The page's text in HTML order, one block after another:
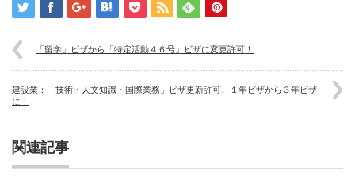
「留学」ビザから「特定活動４６号」ビザに変更許可！
建設業：「技術・人文知識・国際業務」ビザ更新許可、１年ビザから３年ビザ
に！
関連記事